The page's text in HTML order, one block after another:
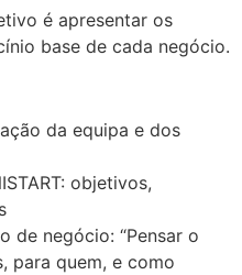
é apresentar os
base de cada negócio.
da equipa e dos
objetivos,
de negócio: “Pensar o
para quem, e como